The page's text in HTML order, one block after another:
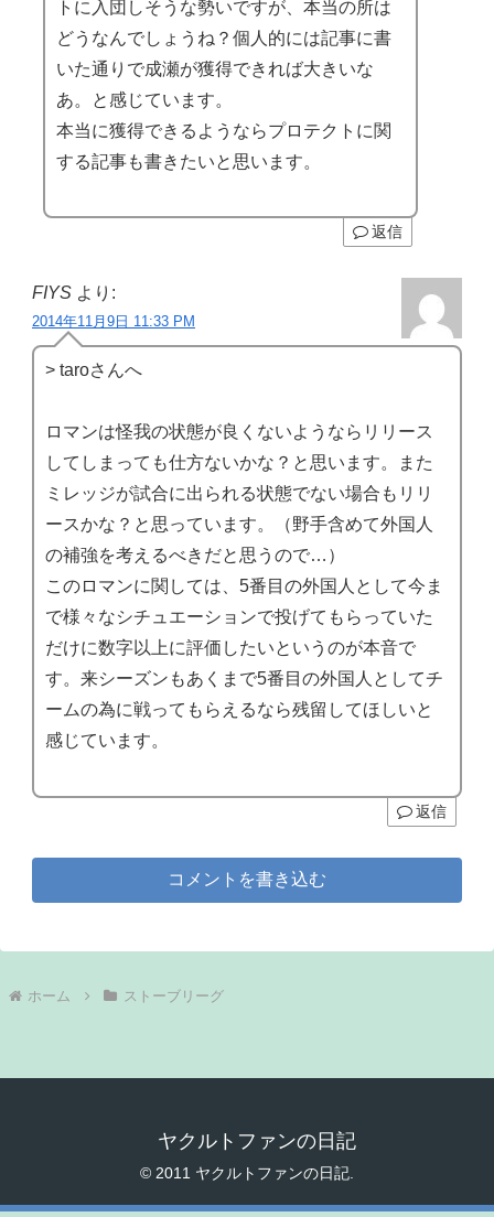
トに入団しそうな勢いですが、本当の所は
どうなんでしょうね？個人的には記事に書
いた通りで成瀬が獲得できれば大きいな
あ。と感じています。
本当に獲得できるようならプロテクトに関
する記事も書きたいと思います。
返信
FIYS より:
2014年11月9日 11:33 PM
> taroさんへ
ロマンは怪我の状態が良くないようならリリース
してしまっても仕方ないかな？と思います。また
ミレッジが試合に出られる状態でない場合もリリ
ースかな？と思っています。（野手含めて外国人
の補強を考えるべきだと思うので…）
このロマンに関しては、5番目の外国人として今ま
で様々なシチュエーションで投げてもらっていた
だけに数字以上に評価したいというのが本音で
す。来シーズンもあくまで5番目の外国人としてチ
ームの為に戦ってもらえるなら残留してほしいと
感じています。
返信
コメントを書き込む
ホーム ストーブリーグ
ヤクルトファンの日記
© 2011 ヤクルトファンの日記.